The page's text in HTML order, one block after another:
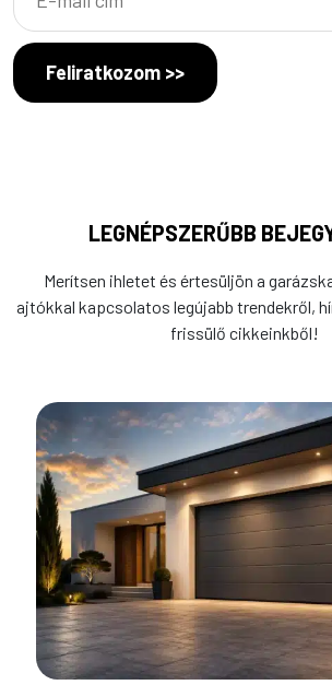
Feliratkozom >>
LEGNÉPSZERŰBB
Merítsen ihletet és értesüljön a
ajtókkal kapcsolatos legújabb trendekről,
frissülő cikkeinkből!